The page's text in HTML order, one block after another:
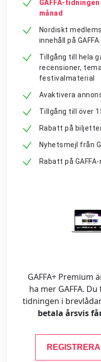
GAFFA-
månad
Nordiskt
innehåll på
Tillgång till hela
recensioner,
festivalmaterial
Avaktivera
Tillgång till över
Rabatt på
Nyhetsmejl från
Rabatt på
GAFFA+ Premium
ha mer GAFFA.
tidningen i
betala årsvis